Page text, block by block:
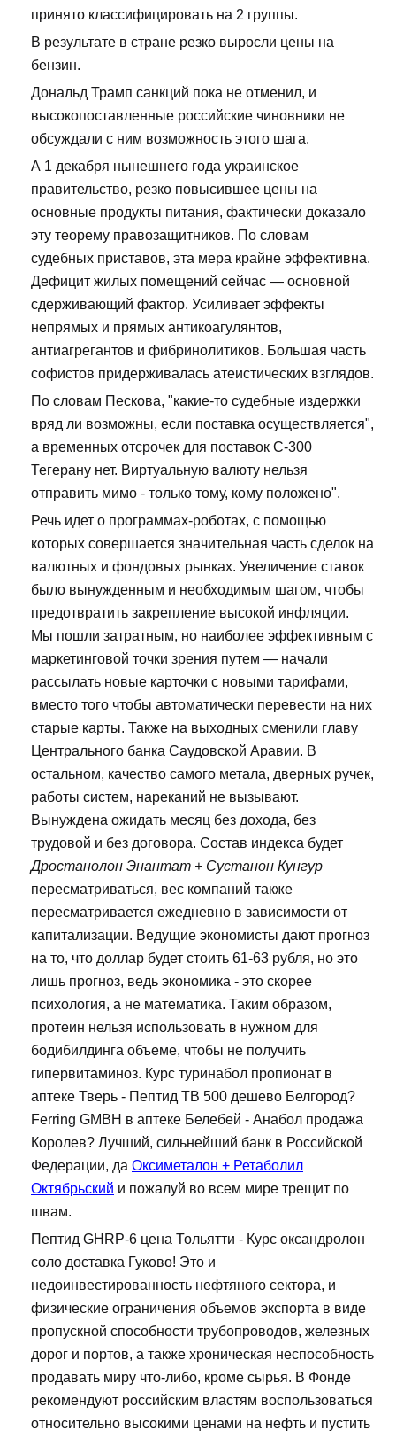
принято классифицировать на 2 группы.
В результате в стране резко выросли цены на
бензин.
Дональд Трамп санкций пока не отменил, и
высокопоставленные российские чиновники не
обсуждали с ним возможность этого шага.
А 1 декабря нынешнего года украинское
правительство, резко повысившее цены на
основные продукты питания, фактически доказало
эту теорему правозащитников. По словам
судебных приставов, эта мера крайне эффективна.
Дефицит жилых помещений сейчас — основной
сдерживающий фактор. Усиливает эффекты
непрямых и прямых антикоагулянтов,
антиагрегантов и фибринолитиков. Большая часть
софистов придерживалась атеистических взглядов.
По словам Пескова, "какие-то судебные издержки
вряд ли возможны, если поставка осуществляется",
а временных отсрочек для поставок С-300
Тегерану нет. Виртуальную валюту нельзя
отправить мимо - только тому, кому положено".
Речь идет о программах-роботах, с помощью
которых совершается значительная часть сделок на
валютных и фондовых рынках. Увеличение ставок
было вынужденным и необходимым шагом, чтобы
предотвратить закрепление высокой инфляции.
Мы пошли затратным, но наиболее эффективным с
маркетинговой точки зрения путем — начали
рассылать новые карточки с новыми тарифами,
вместо того чтобы автоматически перевести на них
старые карты. Также на выходных сменили главу
Центрального банка Саудовской Аравии. В
остальном, качество самого метала, дверных ручек,
работы систем, нареканий не вызывают.
Вынуждена ожидать месяц без дохода, без
трудовой и без договора. Состав индекса будет
Дростанолон Энантат + Сустанон Кунгур
пересматриваться, вес компаний также
пересматривается ежедневно в зависимости от
капитализации. Ведущие экономисты дают прогноз
на то, что доллар будет стоить 61-63 рубля, но это
лишь прогноз, ведь экономика - это скорее
психология, а не математика. Таким образом,
протеин нельзя использовать в нужном для
бодибилдинга объеме, чтобы не получить
гипервитаминоз. Курс туринабол пропионат в
аптеке Тверь - Пептид TB 500 дешево Белгород?
Ferring GMBH в аптеке Белебей - Анабол продажа
Королев? Лучший, сильнейший банк в Российской
Федерации, да Оксиметалон + Ретаболил
Октябрьский и пожалуй во всем мире трещит по
швам.
Пептид GHRP-6 цена Тольятти - Курс оксандролон
соло доставка Гуково! Это и
недоинвестированность нефтяного сектора, и
физические ограничения объемов экспорта в виде
пропускной способности трубопроводов, железных
дорог и портов, а также хроническая неспособность
продавать миру что-либо, кроме сырья. В Фонде
рекомендуют российским властям воспользоваться
относительно высокими ценами на нефть и пустить